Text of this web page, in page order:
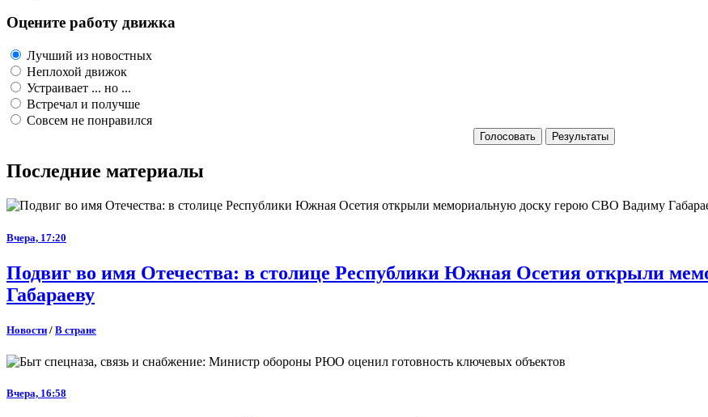
Оцените работу движка
Лучший из новостных
Неплохой движок
Устраивает ... но ...
Встречал и получше
Совсем не понравился
Голосовать Результаты
Последние материалы
Вчера, 17:20
Подвиг во имя Отечества: в столице Республики Южная Осетия открыли
Габараеву
Новости / В стране
Вчера, 16:58